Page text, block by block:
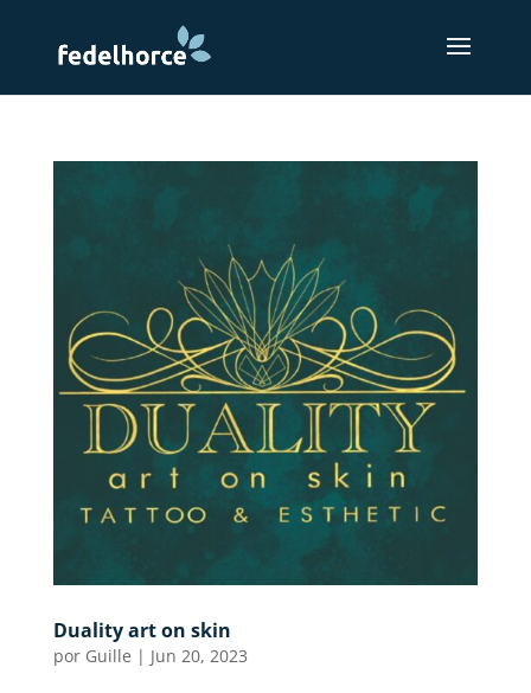
Duality art on skin
por Guille | Jun 20, 2023